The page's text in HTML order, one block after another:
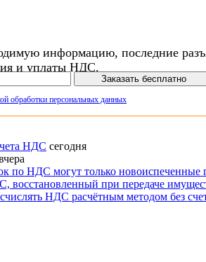
информацию, последние
и уплаты НДС.
Заказать бесплатно
обработки персональных данных
НДС сегодня
по НДС могут только новоиспеченные
при передаче
НДС расчётным методом без